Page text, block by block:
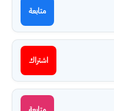
متابعة
اشتراك